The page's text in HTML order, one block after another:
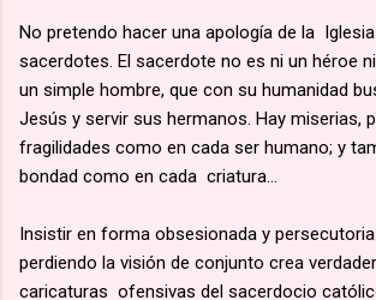
No pretendo hacer una apología de la
sacerdotes. El sacerdote no es ni un héroe
un simple hombre, que con su humanidad
Jesús y servir sus hermanos. Hay miserias,
fragilidades como en cada ser humano; y
bondad como en cada criatura…
Insistir en forma obsesionada y
perdiendo la visión de conjunto crea
caricaturas ofensivas del sacerdocio